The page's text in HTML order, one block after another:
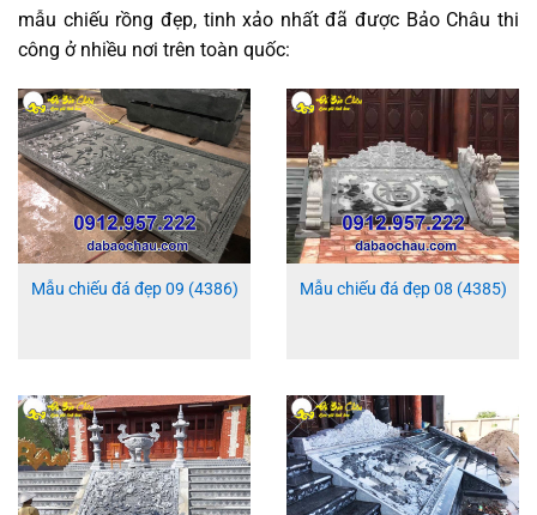
mẫu chiếu rồng đẹp, tinh xảo nhất đã được Bảo Châu thi
công ở nhiều nơi trên toàn quốc:
Mẫu chiếu đá đẹp 09 (4386) Mẫu chiếu đá đẹp 08 (4385)